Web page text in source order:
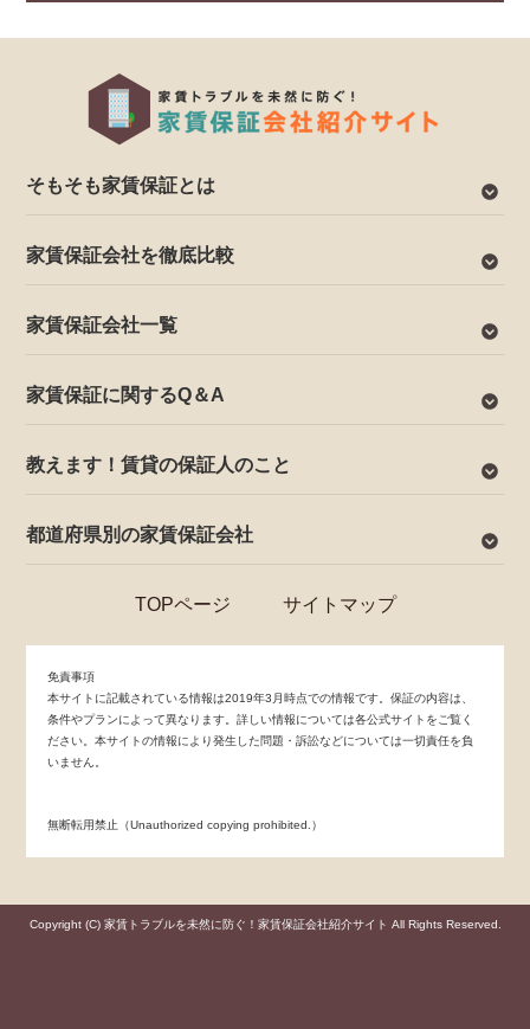
そもそも家賃保証とは
家賃保証会社を徹底比較
家賃保証会社一覧
家賃保証に関するQ＆A
教えます！賃貸の保証人のこと
都道府県別の家賃保証会社
TOPページ サイトマップ
免責事項
本サイトに記載されている情報は2019年3月時点での情報です。保証の内容は、
条件やプランによって異なります。詳しい情報については各公式サイトをご覧く
ださい。本サイトの情報により発生した問題・訴訟などについては一切責任を負
いません。
無断転用禁止（Unauthorized copying prohibited.）
Copyright (C) 家賃トラブルを未然に防ぐ！家賃保証会社紹介サイト All Rights Reserved.